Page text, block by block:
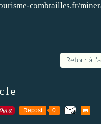
combrailles.fr/
Retour à
Repost 0